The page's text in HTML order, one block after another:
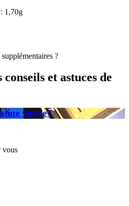
1,70g
?
et astuces de
vinyle !
vous